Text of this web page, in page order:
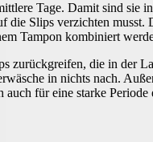
Tage. Damit sind sie
Slips verzichten musst.
Tampon kombiniert
zurückgreifen, die in der
in nichts nach.
für eine starke Periode